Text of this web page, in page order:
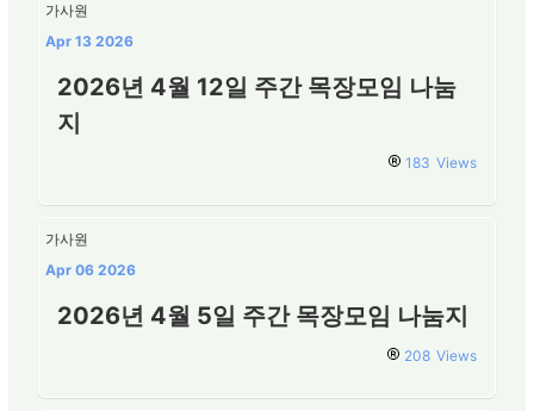
가사원
Apr 13 2026
2026년 4월 12일 주간 목장모임 나눔
지
183 Views
가사원
Apr 06 2026
2026년 4월 5일 주간 목장모임 나눔지
208 Views